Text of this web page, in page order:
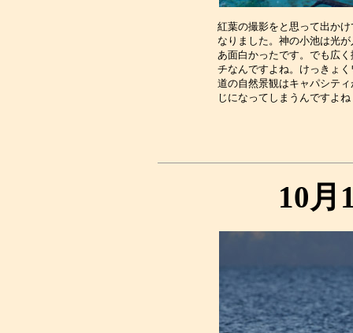
紅葉の撮影をと思って出か
なりました。神の小池は光
あ面白かったです。でも広
チなんですよね。けっきょ
道の自然景観はキャパシテ
10月